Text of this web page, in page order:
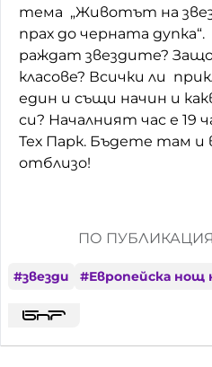
тема „Животът на
прах до черната
раждат звездите?
класове? Всички ли
един и същи начин и
си? Началният час е 19
Тех Парк. Бъдете там
отблизо!
ПО
#звезди #Европейска нощ